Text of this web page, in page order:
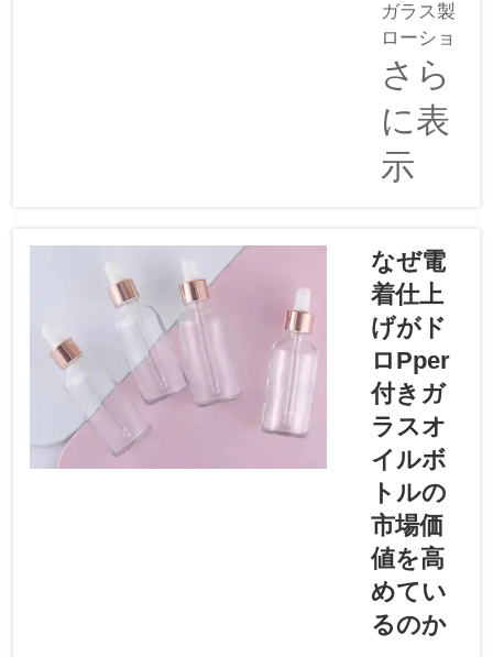
トレンド
に注目し
ており、
対応を進
めていま
す…
ガラス製
ローショ
ンポンプ
ボトルの
シーズン
ものスタ
イルの保
手配が必
要です。
Yinmai
は、こう
した変化
するトレ
ンドや顧
客ニーズ
に対応す
ることが
極めて重
要である
ことを理
解してい
ます。在
さら
に表
示
なぜ電
着仕上
げがド
ロpper
付きガ
ラスオ
イルボ
トルの
市場価
値を高
めてい
るのか